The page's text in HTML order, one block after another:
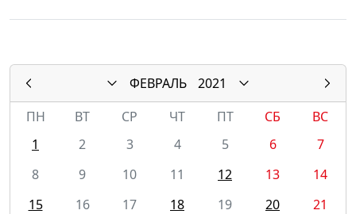
ФЕВРАЛЬ
2021
ПН
ВТ СР ЧТ ПТ СБ
ВС
1
2 3 4 5 6
7
8
9 10 11 12 13
14
15
16 17 18 19 20
21